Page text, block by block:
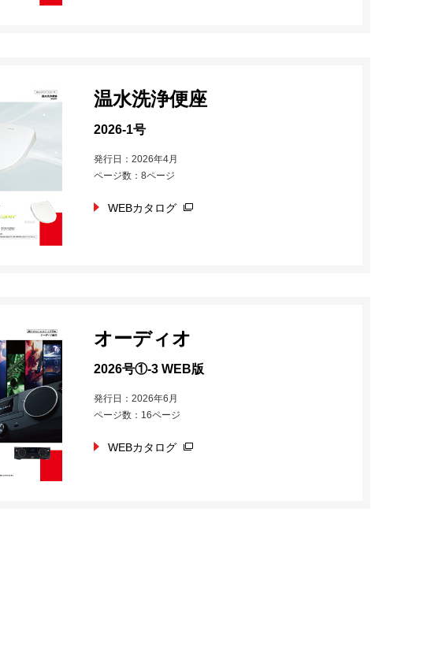
温水洗浄便座
2026-1号
発行日：2026年4月
ページ数：8ページ
WEBカタログ
オーディオ
2026号①-3 WEB版
発行日：2026年6月
ページ数：16ページ
WEBカタログ